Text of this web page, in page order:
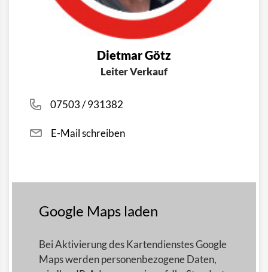
Dietmar Götz
Leiter Verkauf
07503 / 931382
E-Mail schreiben
Google Maps laden
Bei Aktivierung des Kartendienstes Google
Maps werden personenbezogene Daten,